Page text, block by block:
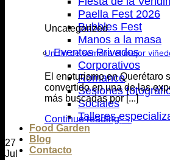
Paella Fest 2026
Bubbles Fest
Manos a la masa
Eventos Privados
Corporativos
Romance
Sesiones
Sociales
Talleres
Food Garden
Blog
Contacto
Uncategorized
Un fin de semana el mejor
El enoturismo en Querétaro
convertido en una de las
más buscadas por [...]
Continue reading→
27
Jul